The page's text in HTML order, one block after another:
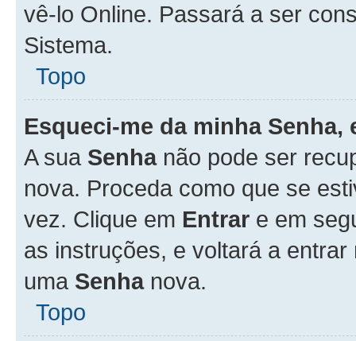
vê-lo Online. Passará a ser
Sistema.
Topo
Esqueci-me da minha Senha,
A sua Senhanão pode ser
nova. Proceda como que se
vez. Clique em Entrar e em
as instruções, e voltará a
uma Senhanova.
Topo